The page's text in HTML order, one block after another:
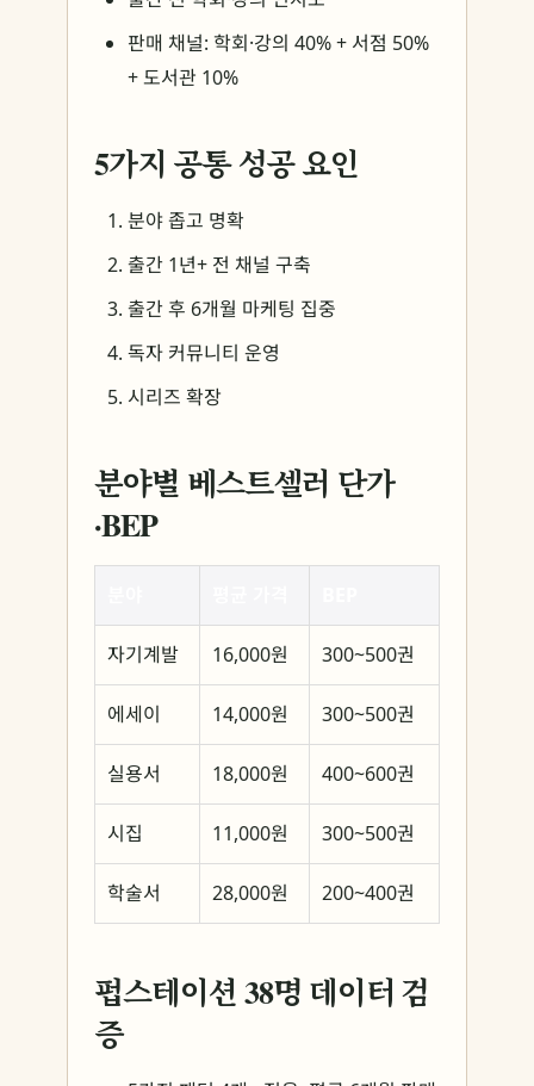
판매 채널: 학회·강의 40% + 서점 50%
+ 도서관 10%
5가지 공통 성공 요인
분야 좁고 명확
출간 1년+ 전 채널 구축
출간 후 6개월 마케팅 집중
독자 커뮤니티 운영
시리즈 확장
분야별 베스트셀러 단가
·BEP
자기계발 16,000원 300~500권
에세이 14,000원 300~500권
실용서 18,000원 400~600권
시집 11,000원 300~500권
학술서 28,000원 200~400권
펍스테이션 38명 데이터 검
증